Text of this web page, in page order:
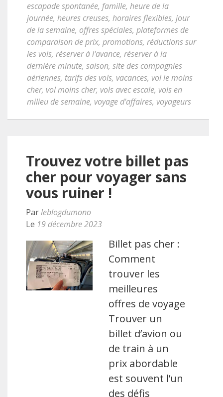
escapade spontanée, famille, heure de la
journée, heures creuses, horaires flexibles, jour
de la semaine, offres spéciales, plateformes de
comparaison de prix, promotions, réductions sur
les vols, réserver à l'avance, réserver à la
dernière minute, saison, site des compagnies
aériennes, tarifs des vols, vacances, vol le moins
cher, vol moins cher, vols avec escale, vols en
milieu de semaine, voyage d'affaires, voyageurs
Trouvez votre billet pas
cher pour voyager sans
vous ruiner !
Parleblogdumono
Le 19 décembre 2023
Billet pas cher :
Comment
trouver les
meilleures
offres de voyage
Trouver un
billet d’avion ou
de train à un
prix abordable
est souvent l’un
des défis